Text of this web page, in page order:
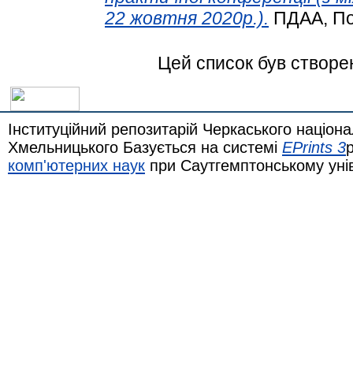
22 жовтня 2020р.). ПДАА,
Цей список був
Інституційний репозитарій Черкаського
Хмельницького Базується на системі EPrints 3
комп'ютерних наук при Саутгемптонському